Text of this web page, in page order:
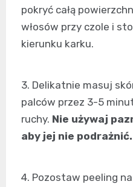
pokryć całą
włosów przy czole i
kierunku karku.
3. Delikatnie masuj
palców przez 3-5
ruchy. Nie używaj
aby jej nie podrażnić.
4. Pozostaw peeling